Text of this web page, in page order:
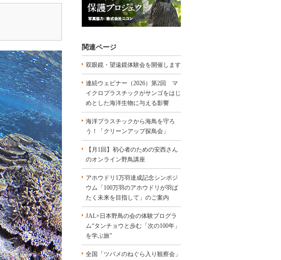
関連ページ
双眼鏡・望遠鏡体験会を開催します
連続ウェビナー（2026）第2回 マ
イクロプラスチックがサンゴをはじ
めとした海洋生物に与える影響
海洋プラスチックから海鳥を守ろ
う！「クリーンアップ探鳥会」
【月1回】初心者のための安西さん
のオンライン野鳥講座
アホウドリ1万羽達成記念シンポジ
ウム「100万羽のアホウドリが羽ば
たく未来を目指して」のご案内
JAL×日本野鳥の会の体験プログラ
ム“タンチョウと歩む「次の100年」
を学ぶ旅”
全国「ツバメのねぐら入り観察会」